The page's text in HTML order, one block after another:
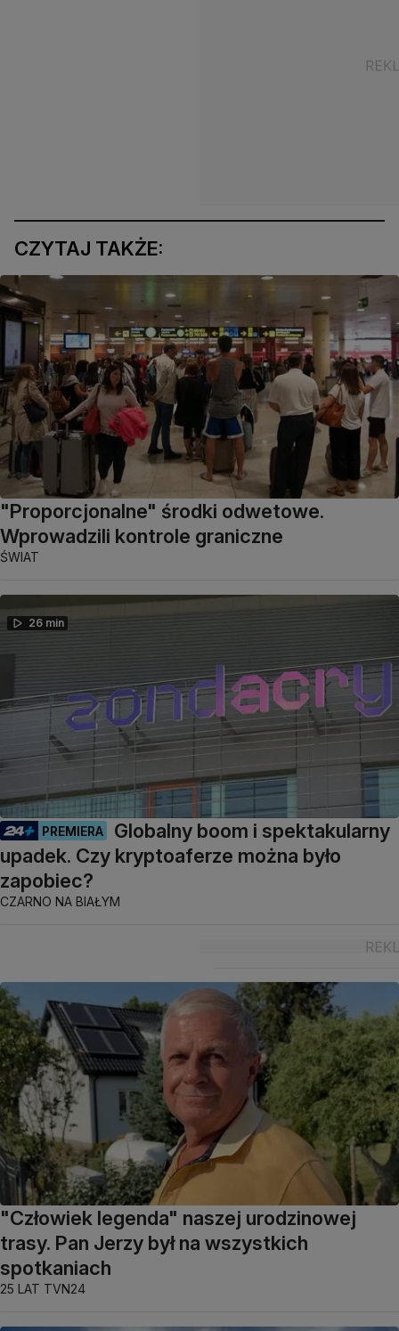
CZYTAJ TAKŻE:
"Proporcjonalne" środki odwetowe.
Wprowadzili kontrole graniczne
ŚWIAT
26 min
PREMIERA
Globalny boom i spektakularny
upadek. Czy kryptoaferze można było
zapobiec?
CZARNO NA BIAŁYM
"Człowiek legenda" naszej urodzinowej
trasy. Pan Jerzy był na wszystkich
spotkaniach
25 LAT TVN24